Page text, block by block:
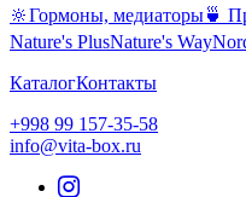
🔆Гормоны, медиаторы🍵
Nature's PlusNature's Way
КаталогКонтакты
+998 99 157-35-58
info@vita-box.ru